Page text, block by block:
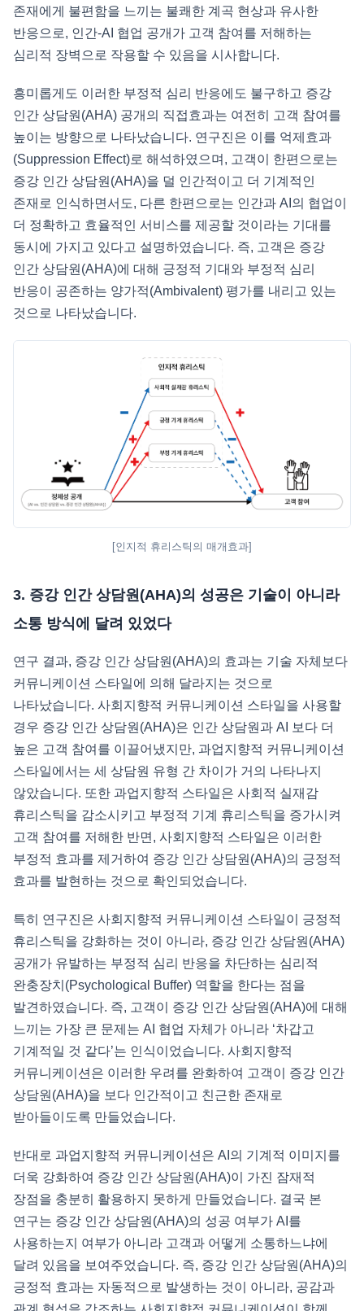
존재에게 불편함을 느끼는 불쾌한 계곡 현상과 유사한
반응으로, 인간-AI 협업 공개가 고객 참여를 저해하는
심리적 장벽으로 작용할 수 있음을 시사합니다.
흥미롭게도 이러한 부정적 심리 반응에도 불구하고 증강
인간 상담원(AHA) 공개의 직접효과는 여전히 고객 참여를
높이는 방향으로 나타났습니다. 연구진은 이를 억제효과
(Suppression Effect)로 해석하였으며, 고객이 한편으로는
증강 인간 상담원(AHA)을 덜 인간적이고 더 기계적인
존재로 인식하면서도, 다른 한편으로는 인간과 AI의 협업이
더 정확하고 효율적인 서비스를 제공할 것이라는 기대를
동시에 가지고 있다고 설명하였습니다. 즉, 고객은 증강
인간 상담원(AHA)에 대해 긍정적 기대와 부정적 심리
반응이 공존하는 양가적(Ambivalent) 평가를 내리고 있는
것으로 나타났습니다.
[인지적 휴리스틱의 매개효과]
3. 증강 인간 상담원(AHA)의 성공은 기술이 아니라
소통 방식에 달려 있었다
연구 결과, 증강 인간 상담원(AHA)의 효과는 기술 자체보다
커뮤니케이션 스타일에 의해 달라지는 것으로
나타났습니다. 사회지향적 커뮤니케이션 스타일을 사용할
경우 증강 인간 상담원(AHA)은 인간 상담원과 AI 보다 더
높은 고객 참여를 이끌어냈지만, 과업지향적 커뮤니케이션
스타일에서는 세 상담원 유형 간 차이가 거의 나타나지
않았습니다. 또한 과업지향적 스타일은 사회적 실재감
휴리스틱을 감소시키고 부정적 기계 휴리스틱을 증가시켜
고객 참여를 저해한 반면, 사회지향적 스타일은 이러한
부정적 효과를 제거하여 증강 인간 상담원(AHA)의 긍정적
효과를 발현하는 것으로 확인되었습니다.
특히 연구진은 사회지향적 커뮤니케이션 스타일이 긍정적
휴리스틱을 강화하는 것이 아니라, 증강 인간 상담원(AHA)
공개가 유발하는 부정적 심리 반응을 차단하는 심리적
완충장치(Psychological Buffer) 역할을 한다는 점을
발견하였습니다. 즉, 고객이 증강 인간 상담원(AHA)에 대해
느끼는 가장 큰 문제는 AI 협업 자체가 아니라 ‘차갑고
기계적일 것 같다’는 인식이었습니다. 사회지향적
커뮤니케이션은 이러한 우려를 완화하여 고객이 증강 인간
상담원(AHA)을 보다 인간적이고 친근한 존재로
받아들이도록 만들었습니다.
반대로 과업지향적 커뮤니케이션은 AI의 기계적 이미지를
더욱 강화하여 증강 인간 상담원(AHA)이 가진 잠재적
장점을 충분히 활용하지 못하게 만들었습니다. 결국 본
연구는 증강 인간 상담원(AHA)의 성공 여부가 AI를
사용하는지 여부가 아니라 고객과 어떻게 소통하느냐에
달려 있음을 보여주었습니다. 즉, 증강 인간 상담원(AHA)의
긍정적 효과는 자동적으로 발생하는 것이 아니라, 공감과